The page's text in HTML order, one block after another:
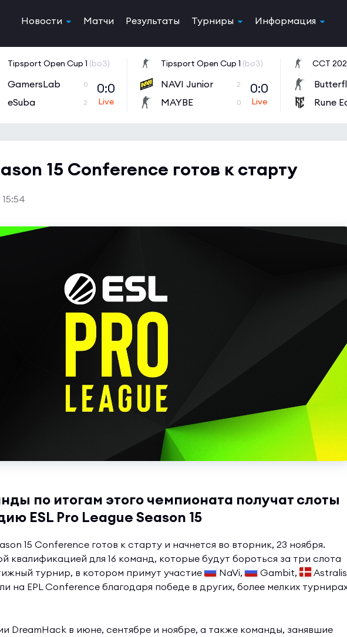
Новости Матчи Результаты Турниры Информация
Tipsport Open Cup 1 (bo3)
GamersLab 0
eSuba 2
0:0
Tipsport Open Cup 1 (bo3)
NAVI Junior 2
MAYBE 0
0:0
Rune
15 Conference готов к старту
15:54
по итогам этого чемпионата получат слоты
ESL Pro League Season 15
15 Conference готов к старту и начнется во вторник, 23 ноября.
квалификацией для 16 команд, которые будут бороться за три слота
турнир, в котором примут участие
NaVi, Gambit,
Astralis
на EPL Conference благодаря победе в других, более мелких
DreamHack в июне, сентябре и ноябре, а также команды, занявшие